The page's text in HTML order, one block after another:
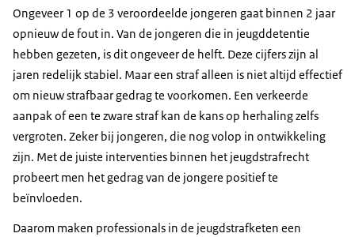
Ongeveer 1 op de 3 veroordeelde jongeren gaat binnen 2 jaar
opnieuw de fout in. Van de jongeren die in jeugddetentie
hebben gezeten, is dit ongeveer de helft. Deze cijfers zijn al
jaren redelijk stabiel. Maar een straf alleen is niet altijd effectief
om nieuw strafbaar gedrag te voorkomen. Een verkeerde
aanpak of een te zware straf kan de kans op herhaling zelfs
vergroten. Zeker bij jongeren, die nog volop in ontwikkeling
zijn. Met de juiste interventies binnen het jeugdstrafrecht
probeert men het gedrag van de jongere positief te
beïnvloeden.
Daarom maken professionals in de jeugdstrafketen een